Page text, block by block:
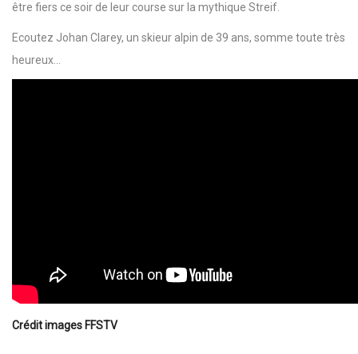
être fiers ce soir de leur course sur la mythique Streif.
Ecoutez Johan Clarey, un skieur alpin de 39 ans, somme toute très
heureux…
Crédit images FFSTV